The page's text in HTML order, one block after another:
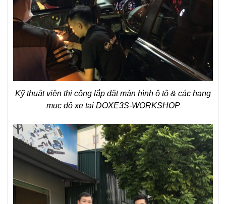
Kỹ thuật viên thi công lắp đặt màn hình ô tô & các hạng
mục độ xe tại DOXE3S-WORKSHOP